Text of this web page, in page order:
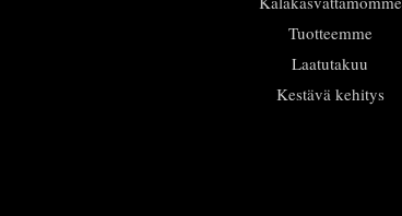
Tuotteemme
Laatutakuu
Kestävä kehitys